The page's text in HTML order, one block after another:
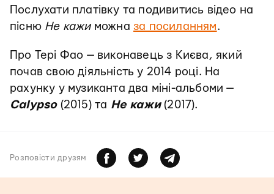
Послухати платівку та подивитись відео на
пісню Не кажиможна за посиланням.
Про Тері Фао — виконавець з Києва, який
почав свою діяльність у 2014 році. На
рахунку у музиканта два міні-альбоми —
Calypso(2015) та Не кажи(2017).
Розповiсти друзям